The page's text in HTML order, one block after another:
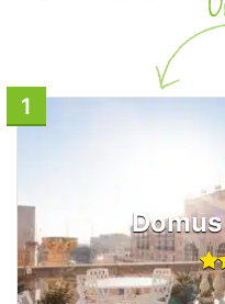
1